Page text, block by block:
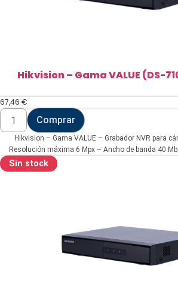
Hikvision – Gama VALUE (DS-
67,46 €
Hikvision
Gama
VALUE
(DS-
7104NI-
Q1/M(D))
Comprar
Hikvision – Gama VALUE – Grabador NVR para
Resolución máxima 6 Mpx – Ancho de banda 40
Sin stock